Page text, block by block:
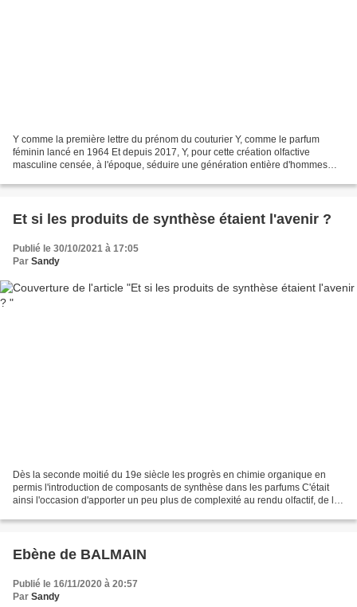
Y comme la première lettre du prénom du couturier Y, comme le parfum
féminin lancé en 1964 Et depuis 2017, Y, pour cette création olfactive
masculine censée, à l'époque, séduire une génération entière d'hommes
Et si les produits de synthèse étaient l'avenir ?
Publié le 30/10/2021 à 17:05
Par Sandy
Dès la seconde moitié du 19e siècle les progrès en chimie organique en
permis l'introduction de composants de synthèse dans les parfums C'était
ainsi l'occasion d'apporter un peu plus de complexité au rendu olfactif, de les
Ebène de BALMAIN
Publié le 16/11/2020 à 20:57
Par Sandy